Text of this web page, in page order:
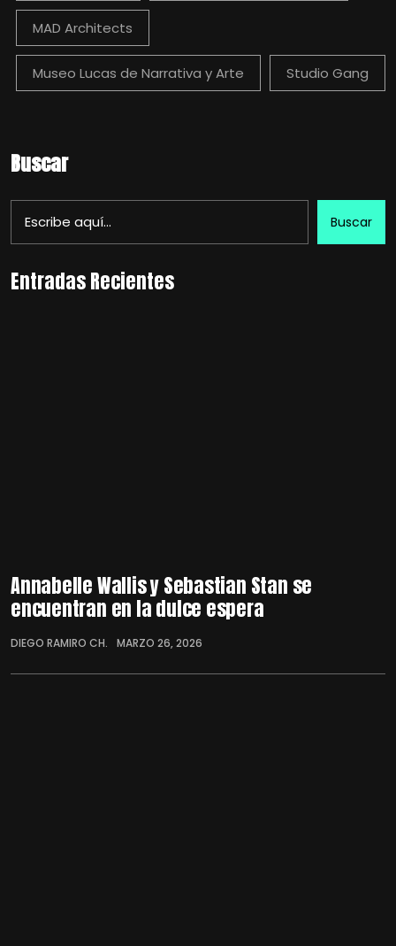
MAD Architects
Museo Lucas de Narrativa y Arte Studio Gang
Buscar
Buscar
Entradas Recientes
Annabelle Wallis y Sebastian Stan se
encuentran en la dulce espera
DIEGO RAMIRO CH. MARZO 26, 2026